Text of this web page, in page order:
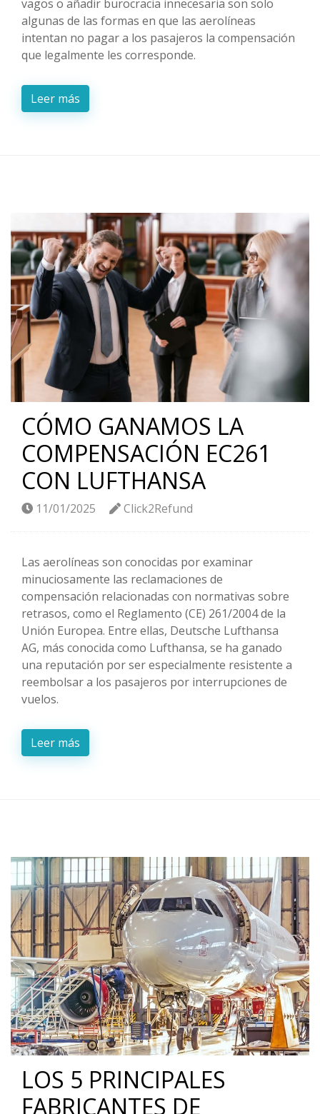
vagos o añadir burocracia innecesaria son solo
algunas de las formas en que las aerolíneas
intentan no pagar a los pasajeros la compensación
que legalmente les corresponde.
Leer más
CÓMO GANAMOS LA
COMPENSACIÓN EC261
CON LUFTHANSA
11/01/2025 Click2Refund
Las aerolíneas son conocidas por examinar
minuciosamente las reclamaciones de
compensación relacionadas con normativas sobre
retrasos, como el Reglamento (CE) 261/2004 de la
Unión Europea. Entre ellas, Deutsche Lufthansa
AG, más conocida como Lufthansa, se ha ganado
una reputación por ser especialmente resistente a
reembolsar a los pasajeros por interrupciones de
vuelos.
Leer más
LOS 5 PRINCIPALES
FABRICANTES DE